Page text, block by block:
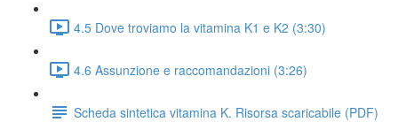
4.5 Dove troviamo la vitamina K1 e K2 (3:30)
4.6 Assunzione e raccomandazioni (3:26)
Scheda sintetica vitamina K. Risorsa scaricabile (PDF)